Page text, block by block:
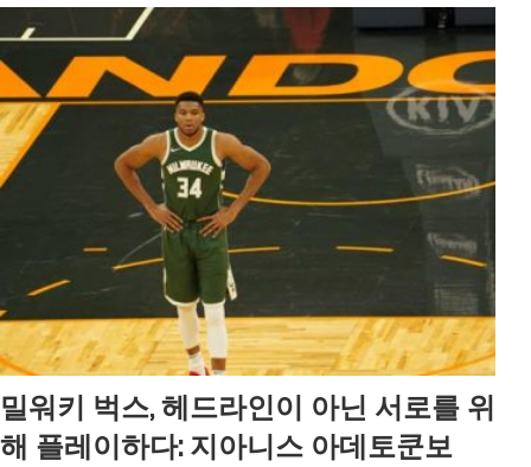
밀워키 벅스, 헤드라인이 아닌 서로를 위
해 플레이하다: 지아니스 아데토쿤보